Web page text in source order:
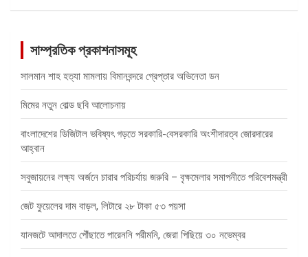
সাম্প্রতিক প্রকাশনাসমূহ
সালমান শাহ হত্যা মামলায় বিমানবন্দরে গ্রেপ্তার অভিনেতা ডন
মিমের নতুন বোল্ড ছবি আলোচনায়
বাংলাদেশের ডিজিটাল ভবিষ্যৎ গড়তে সরকারি-বেসরকারি অংশীদারত্ব জোরদারের
আহ্বান
সবুজায়নের লক্ষ্য অর্জনে চারার পরিচর্যায় জরুরি – বৃক্ষমেলার সমাপনীতে পরিবেশমন্ত্রী
জেট ফুয়েলের দাম বাড়ল, লিটারে ২৮ টাকা ৫৩ পয়সা
যানজটে আদালতে পৌঁছাতে পারেননি পরীমনি, জেরা পিছিয়ে ৩০ নভেম্বর